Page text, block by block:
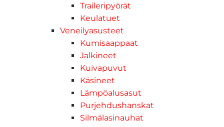
Traileripyörät
Keulatuet
Veneilyasusteet
Kumisaappaat
Jalkineet
Kuivapuvut
Käsineet
Lämpöalusasut
Purjehdushanskat
Silmälasinauhat